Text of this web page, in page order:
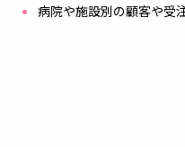
病院や施設別の顧客や受